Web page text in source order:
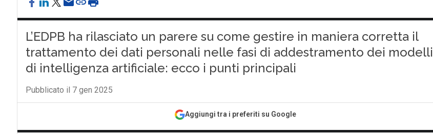
L’EDPB ha rilasciato un parere su come gestire in maniera corretta il
trattamento dei dati personali nelle fasi di addestramento dei modelli
di intelligenza artificiale: ecco i punti principali
Pubblicato il 7 gen 2025
Aggiungi tra i preferiti su Google